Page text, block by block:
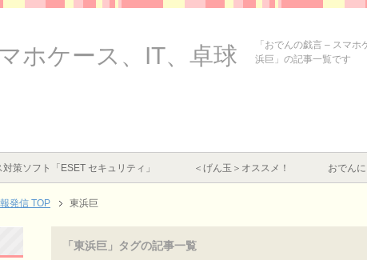
ホケース、IT、卓球
「おでんの戯言 – スマ
浜巨」の記事一覧です
策ソフト「ESET セキュリティ」 ＜げん玉＞オススメ！ おでんに
発信 TOP 東浜巨
「東浜巨」タグの記事一覧